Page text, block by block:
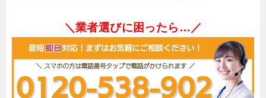
＼業者選びに困ったら…／